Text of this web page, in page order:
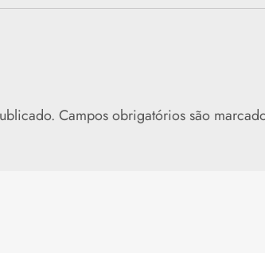
Campos obrigatórios são